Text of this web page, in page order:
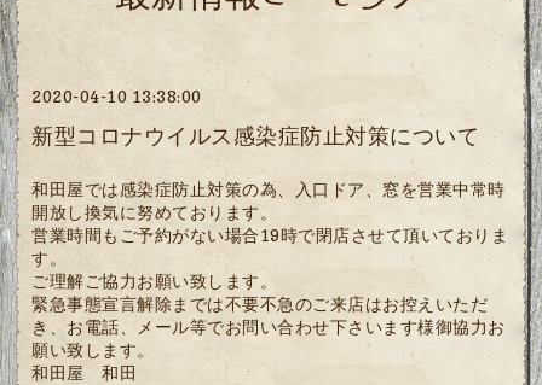
2020-04-10 13:38:00
新型コロナウイルス感染症防止対策について
和田屋では感染症防止対策の為、入口ドア、窓を営業中常時
開放し換気に努めております。
営業時間もご予約がない場合19時で閉店させて頂いておりま
す。
ご理解ご協力お願い致します。
緊急事態宣言解除までは不要不急のご来店はお控えいただ
き、お電話、メール等でお問い合わせ下さいます様御協力お
願い致します。
和田屋 和田